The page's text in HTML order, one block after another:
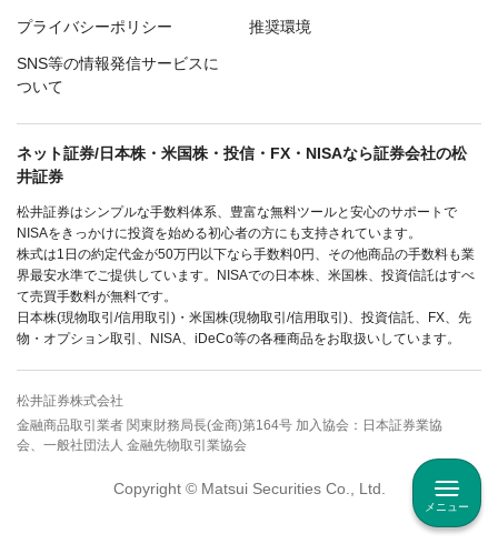
メニュー
プライバシーポリシー 推奨環境
SNS等の情報発信サービスに
ついて
ネット証券/日本株・米国株・投信・FX・NISAなら証券会社の松
井証券
松井証券はシンプルな手数料体系、豊富な無料ツールと安心のサポートで
NISAをきっかけに投資を始める初心者の方にも支持されています。
株式は1日の約定代金が50万円以下なら手数料0円、その他商品の手数料も業
界最安水準でご提供しています。NISAでの日本株、米国株、投資信託はすべ
て売買手数料が無料です。
日本株(現物取引/信用取引)・米国株(現物取引/信用取引)、投資信託、FX、先
物・オプション取引、NISA、iDeCo等の各種商品をお取扱いしています。
松井証券株式会社
金融商品取引業者 関東財務局長(金商)第164号 加入協会：日本証券業協
会、一般社団法人 金融先物取引業協会
Copyright © Matsui Securities Co., Ltd.